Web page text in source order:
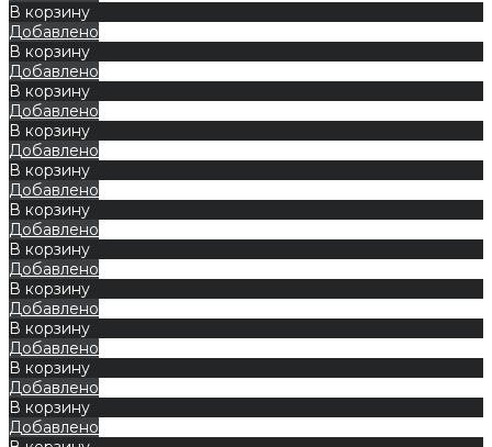
В корзину
Добавлено
В корзину
Добавлено
В корзину
Добавлено
В корзину
Добавлено
В корзину
Добавлено
В корзину
Добавлено
В корзину
Добавлено
В корзину
Добавлено
В корзину
Добавлено
В корзину
Добавлено
В корзину
Добавлено